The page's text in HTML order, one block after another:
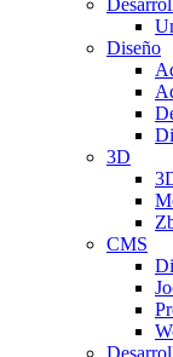
Diseño
3D
CMS